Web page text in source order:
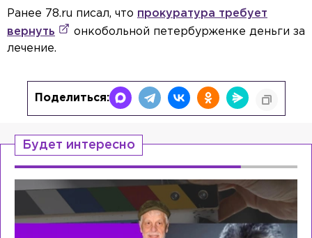
Ранее 78.ru писал, что прокуратура требует
вернуть
онкобольной петербурженке деньги за
лечение.
Поделиться:
Будет интересно